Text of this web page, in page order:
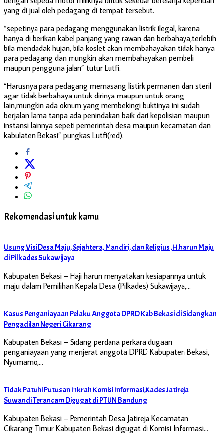
yang di jual oleh pedagang di tempat tersebut.
“sepetinya para pedagang menggunakan listrik ilegal, karena
hanya di berikan kabel panjang yang rawan dan berbahaya,terlebih
bila mendadak hujan, bila koslet akan membahayakan tidak hanya
para pedagang dan mungkin akan membahayakan pembeli
maupun pengguna jalan” tutur Lutfi.
“Harusnya para pedagang memasang listirk permanen dan steril
agar tidak berbahaya untuk dirinya maupun untuk orang
lain,mungkin ada oknum yang membekingi buktinya ini sudah
berjalan lama tanpa ada penindakan baik dari kepolisian maupun
instansi lainnya sepeti pemerintah desa maupun kecamatan dan
kabulaten Bekasi” pungkas Lutfi(red).
Rekomendasi untuk kamu
Usung Visi Desa Maju, Sejahtera, Mandiri, dan Religius ,H.harun Maju
di Pilkades Sukawijaya
Kabupaten Bekasi – Haji harun menyatakan kesiapannya untuk
maju dalam Pemilihan Kepala Desa (Pilkades) Sukawijaya,…
Kasus Penganiayaan Pelaku Anggota DPRD Kab Bekasi di Sidangkan
Pengadilan Negeri Cikarang
Kabupaten Bekasi – Sidang perdana perkara dugaan
penganiayaan yang menjerat anggota DPRD Kabupaten Bekasi,
Nyumarno,…
Tidak Patuhi Putusan Inkrah Komisi Informasi,Kades Jatireja
Suwandi Terancam Digugat di PTUN Bandung
Kabupaten Bekasi – Pemerintah Desa Jatireja Kecamatan
Cikarang Timur Kabupaten Bekasi digugat di Komisi Informasi…